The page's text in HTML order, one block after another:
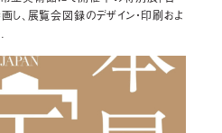
し、展覧会図録のデザイン・印刷およ